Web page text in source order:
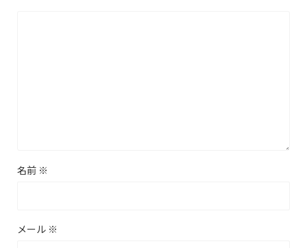
名前 ※
メール ※